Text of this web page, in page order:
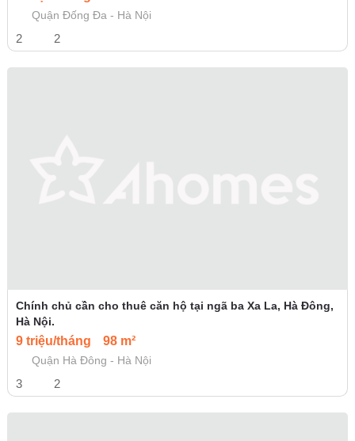
Quận Đống Đa - Hà Nội
2 2
Chính chủ cần cho thuê căn hộ tại ngã ba Xa La, Hà Đông,
Hà Nội.
9 triệu/tháng 98 m²
Quận Hà Đông - Hà Nội
3 2